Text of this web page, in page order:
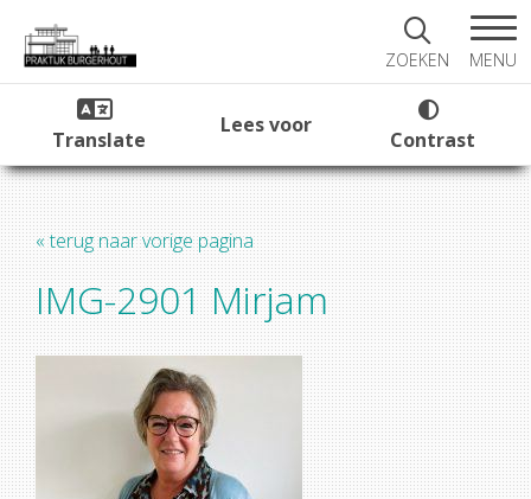
ZOEKEN MENU
Translate
Lees voor
Contrast
« terug naar vorige pagina
IMG-2901 Mirjam